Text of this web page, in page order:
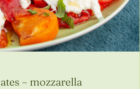
– mozzarella